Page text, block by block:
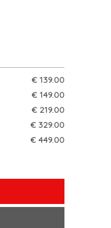
€ 139.00
€ 149.00
€ 219.00
€ 329.00
€ 449.00